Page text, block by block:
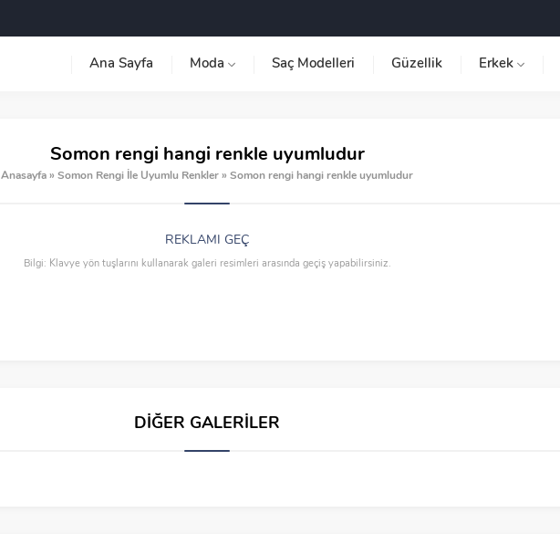
Ana Sayfa Moda Saç Modelleri Güzellik Erkek
Somon rengi hangi renkle uyumludur
Anasayfa » Somon Rengi İle Uyumlu Renkler » Somon rengi hangi renkle uyumludur
REKLAMI GEÇ
Bilgi: Klavye yön tuşlarını kullanarak galeri resimleri arasında geçiş yapabilirsiniz.
DİĞER GALERİLER